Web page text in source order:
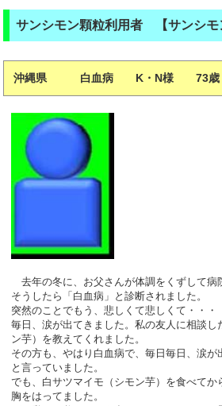
サンシモン顆粒利用者 【サンシモ
沖縄県 白血病 K・N様 73歳
去年の冬に、お父さんが体調をくずして病
そうしたら「白血病」と診断されました。
突然のことでもう、悲しくて悲しくて・・・
毎日、涙が出てきました。私の友人に相談し
ン芋）を教えてくれました。
その方も、やはり白血病で、毎日毎日、涙が
と言っていました。
でも、白サツマイモ（シモン芋）を食べてか
胸をはってました。